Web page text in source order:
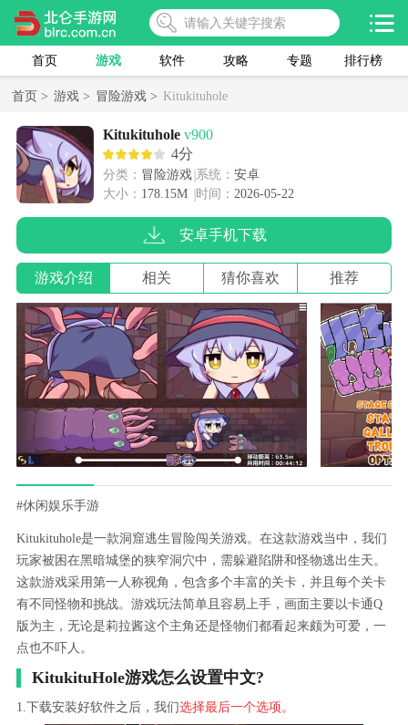
首页 游戏 软件 攻略 专题 排行榜
首页 > 游戏 > 冒险游戏 > Kitukituhole
Kitukituhole v900
4分
分类： 冒险游戏 系统： 安卓
大小： 178.15M 时间： 2026-05-22
安卓手机下载
游戏介绍 相关 猜你喜欢 推荐
#休闲娱乐手游
Kitukituhole是一款洞窟逃生冒险闯关游戏。在这款游戏当中，我们
玩家被困在黑暗城堡的狭窄洞穴中，需躲避陷阱和怪物逃出生天。
这款游戏采用第一人称视角，包含多个丰富的关卡，并且每个关卡
有不同怪物和挑战。游戏玩法简单且容易上手，画面主要以卡通Q
版为主，无论是莉拉酱这个主角还是怪物们都看起来颇为可爱，一
点也不吓人。
KitukituHole游戏怎么设置中文?
1.下载安装好软件之后，我们选择最后一个选项。